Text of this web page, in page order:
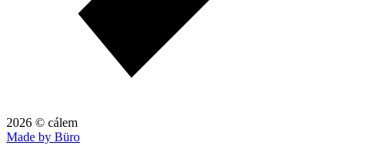
2026 © cálem
Made by Büro